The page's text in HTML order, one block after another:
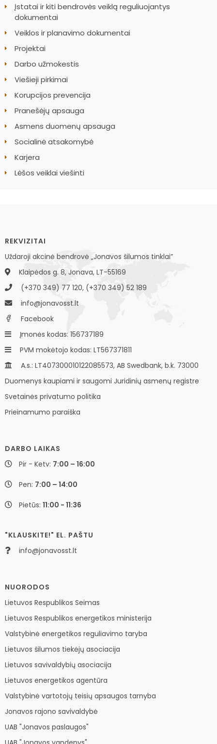
Įstatai ir kiti bendrovės veiklą reguliuojantys
dokumentai
Veiklos ir planavimo dokumentai
Projektai
Darbo užmokestis
Viešieji pirkimai
Korupcijos prevencija
Pranešėjų apsauga
Asmens duomenų apsauga
Socialinė atsakomybė
Karjera
Lėšos veiklai viešinti
REKVIZITAI
Uždaroji akcinė bendrovė „Jonavos šilumos tinklai”
Klaipėdos g. 8, Jonava, LT-55169
(+370 349) 77 120, (+370 349) 52 189
info@jonavosst.lt
Facebook
Įmonės kodas: 156737189
PVM mokėtojo kodas: LT567371811
A.s.: LT407300010122085573, AB Swedbank, b.k. 73000
Duomenys kaupiami ir saugomi Juridinių asmenų registre
Svetainės privatumo politika
Prieinamumo paraiška
DARBO LAIKAS
Pir - Ketv: 7:00 – 16:00
Pen: 7:00 – 14:00
Pietūs: 11:00 - 11:36
"KLAUSKITE!" EL. PAŠTU
info@jonavosst.lt
NUORODOS
Lietuvos Respublikos Seimas
Lietuvos Respublikos energetikos ministerija
Valstybinė energetikos reguliavimo taryba
Lietuvos šilumos tiekėjų asociacija
Lietuvos savivaldybių asociacija
Lietuvos energetikos agentūra
Valstybinė vartotojų teisių apsaugos tarnyba
Jonavos rajono savivaldybė
UAB "Jonavos paslaugos"